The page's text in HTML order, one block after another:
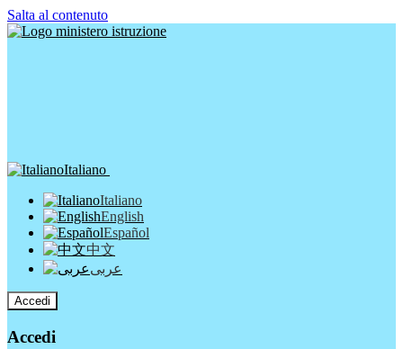
Salta al contenuto
Italiano
Italiano
English
Español
中文
عربى
Accedi
Accedi